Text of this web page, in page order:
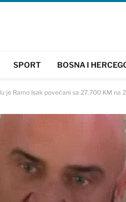
SPORT BOSNA I
je Ramo Isak povećani sa 27.700 KM na